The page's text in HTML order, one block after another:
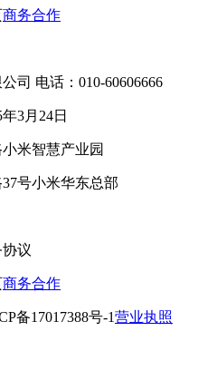
商务合作
司 电话：010-60606666
3月24日
米智慧产业园
号小米华东总部
议
商务合作
备17017388号-1营业执照